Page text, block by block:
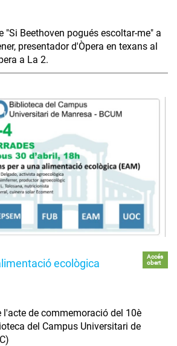
"Si Beethoven pogués escoltar-me" a
presentador d'Òpera en texans al
a La 2.
ecològica
Accés
obert
l'acte de commemoració del 10è
del Campus Universitari de